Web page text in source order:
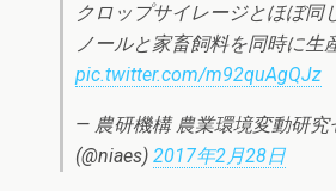
クロップサイレージとほぼ同
ノールと家畜飼料を同時に生
pic.twitter.com/m92quAgQJz
— 農研機構 農業環境変動研究
(@niaes) 2017年2月28日